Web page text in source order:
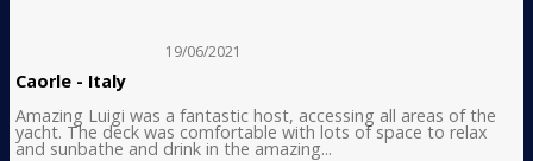
19/06/2021
Caorle - Italy
Amazing Luigi was a fantastic host, accessing all areas of the
yacht. The deck was comfortable with lots of space to relax
and sunbathe and drink in the amazing...